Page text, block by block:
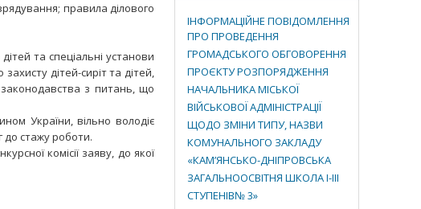
правила ділового
та спеціальні установи
дітей-сиріт та дітей,
законодавства з питань, що
України, вільно володіє
стажу роботи.
комісії заяву, до якої
ІНФОРМАЦІЙНЕ ПОВІДОМЛЕННЯ
ПРО ПРОВЕДЕННЯ
ГРОМАДСЬКОГО ОБГОВОРЕННЯ
ПРОЄКТУ РОЗПОРЯДЖЕННЯ
НАЧАЛЬНИКА МІСЬКОЇ
ВІЙСЬКОВОЇ АДМІНІСТРАЦІЇ
ЩОДО ЗМІНИ ТИПУ, НАЗВИ
КОМУНАЛЬНОГО ЗАКЛАДУ
«КАМ’ЯНСЬКО-ДНІПРОВСЬКА
ЗАГАЛЬНООСВІТНЯ ШКОЛА І-ІІІ
СТУПЕНІВ№ 3»